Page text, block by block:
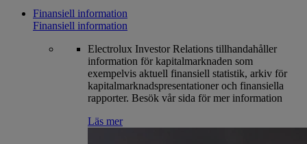
Finansiell information
Finansiell information
Electrolux Investor Relations tillhandahåller
information för kapitalmarknaden som
exempelvis aktuell finansiell statistik, arkiv för
kapitalmarknadspresentationer och finansiella
rapporter. Besök vår sida för mer information
Läs mer